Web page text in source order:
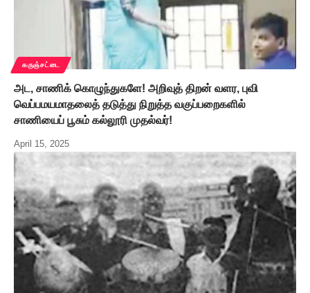
கருஞ்சட்டை
அட, சாணிக் கொழுந்துகளே! அறிவுத் திறன் வளர, புவி
வெப்பமயமாதலைத் தடுத்து நிறுத்த வகுப்பறைகளில்
சாணியைப் பூசும் கல்லூரி முதல்வர்!
April 15, 2025